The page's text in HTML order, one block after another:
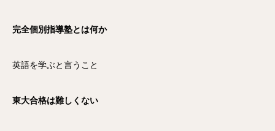
完全個別指導塾とは何か
英語を学ぶと言うこと
東大合格は難しくない